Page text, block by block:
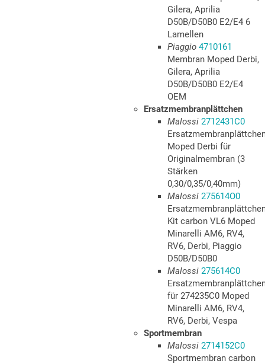
Gilera, Aprilia
D50B/D50B0 E2/E4 6
Lamellen
Piaggio 4710161
Membran Moped Derbi,
Gilera, Aprilia
D50B/D50B0 E2/E4
OEM
Ersatzmembranplättchen
Malossi 2712431C0
Moped Derbi für
Originalmembran (3
Stärken
0,30/0,35/0,40mm)
Malossi 275614O0
Kit carbon VL6 Moped
Minarelli AM6, RV4,
RV6, Derbi, Piaggio
D50B/D50B0
Malossi 275614C0
für 274235C0 Moped
Minarelli AM6, RV4,
RV6, Derbi, Vespa
Sportmembran
Malossi 2714152C0
Sportmembran carbon